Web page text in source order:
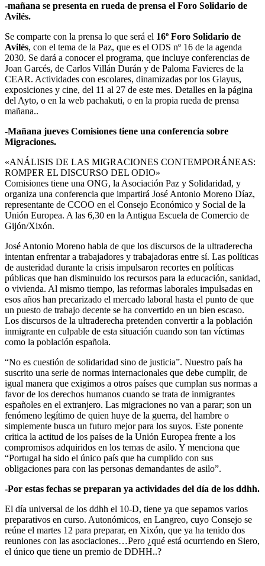
-mañana se presenta en rueda de prensa el Foro Solidario de
Avilés.
Se comparte con la prensa lo que será el 16º Foro Solidario de
Avilés, con el tema de la Paz, que es el ODS nº 16 de la agenda
2030. Se dará a conocer el programa, que incluye conferencias de
Joan Garcés, de Carlos Villán Durán y de Paloma Favieres de la
CEAR. Actividades con escolares, dinamizadas por los Glayus,
exposiciones y cine, del 11 al 27 de este mes. Detalles en la página
del Ayto, o en la web pachakuti, o en la propia rueda de prensa
mañana..
-Mañana jueves Comisiones tiene una conferencia sobre
Migraciones.
«ANÁLISIS DE LAS MIGRACIONES CONTEMPORÁNEAS:
ROMPER EL DISCURSO DEL ODIO»
Comisiones tiene una ONG, la Asociación Paz y Solidaridad, y
organiza una conferencia que impartirá José Antonio Moreno Díaz,
representante de CCOO en el Consejo Económico y Social de la
Unión Europea. A las 6,30 en la Antigua Escuela de Comercio de
Gijón/Xixón.
José Antonio Moreno habla de que los discursos de la ultraderecha
intentan enfrentar a trabajadores y trabajadoras entre sí. Las políticas
de austeridad durante la crisis impulsaron recortes en políticas
públicas que han disminuido los recursos para la educación, sanidad,
o vivienda. Al mismo tiempo, las reformas laborales impulsadas en
esos años han precarizado el mercado laboral hasta el punto de que
un puesto de trabajo decente se ha convertido en un bien escaso.
Los discursos de la ultraderecha pretenden convertir a la población
inmigrante en culpable de esta situación cuando son tan víctimas
como la población española.
“No es cuestión de solidaridad sino de justicia”. Nuestro país ha
suscrito una serie de normas internacionales que debe cumplir, de
igual manera que exigimos a otros países que cumplan sus normas a
favor de los derechos humanos cuando se trata de inmigrantes
españoles en el extranjero. Las migraciones no van a parar; son un
fenómeno legítimo de quien huye de la guerra, del hambre o
simplemente busca un futuro mejor para los suyos. Este ponente
critica la actitud de los países de la Unión Europea frente a los
compromisos adquiridos en los temas de asilo. Y menciona que
“Portugal ha sido el único país que ha cumplido con sus
obligaciones para con las personas demandantes de asilo”.
-Por estas fechas se preparan ya actividades del día de los ddhh.
El día universal de los ddhh el 10-D, tiene ya que sepamos varios
preparativos en curso. Autonómicos, en Langreo, cuyo Consejo se
reúne el martes 12 para preparar, en Xixón, que ya ha tenido dos
reuniones con las asociaciones…Pero ¿qué está ocurriendo en Siero,
el único que tiene un premio de DDHH..?